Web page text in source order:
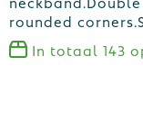
Vesten
Feestartikelen
Huis, Tuin en
Custom-made
Custom-made
rounded
In totaal 143